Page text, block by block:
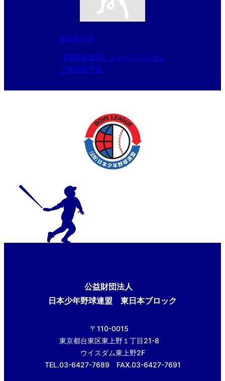
2026.5.17
【長野県支部】ジャイアンツカッ
プ新潟県予選
公益財団法人
日本少年野球連盟 東日本ブロック
〒110-0015
東京都台東区東上野１丁目21-8
ウイスダム東上野2F
TEL.03-6427-7689 FAX.03-6427-7691